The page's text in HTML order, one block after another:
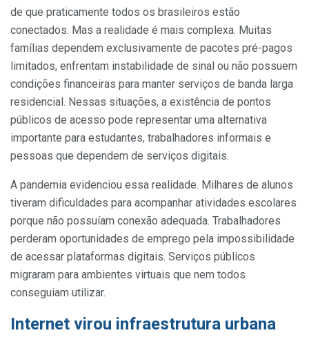
de que praticamente todos os brasileiros estão
conectados. Mas a realidade é mais complexa. Muitas
famílias dependem exclusivamente de pacotes pré-pagos
limitados, enfrentam instabilidade de sinal ou não possuem
condições financeiras para manter serviços de banda larga
residencial. Nessas situações, a existência de pontos
públicos de acesso pode representar uma alternativa
importante para estudantes, trabalhadores informais e
pessoas que dependem de serviços digitais.
A pandemia evidenciou essa realidade. Milhares de alunos
tiveram dificuldades para acompanhar atividades escolares
porque não possuíam conexão adequada. Trabalhadores
perderam oportunidades de emprego pela impossibilidade
de acessar plataformas digitais. Serviços públicos
migraram para ambientes virtuais que nem todos
conseguiam utilizar.
Internet virou infraestrutura urbana